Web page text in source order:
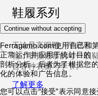
鞋履系列
无论是高跟鞋、平底鞋
鞋，菲拉格慕的每一双
合各种衣橱与季节。
了解更多
Continue without accepting
Ferragamo.com使用自己和
正常运作并应用于统计目的
剖析分析，后者为了根据您
化的体验和广告信息。
您可以点击“接受”表示同意